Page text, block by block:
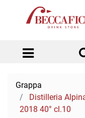
Open menu
Grappa
Distilleria
2018 40° cl.10